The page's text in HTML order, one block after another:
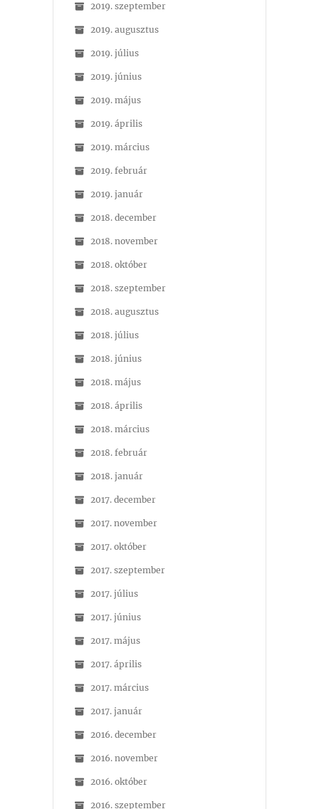
2019. szeptember
2019. augusztus
2019. július
2019. június
2019. május
2019. április
2019. március
2019. február
2019. január
2018. december
2018. november
2018. október
2018. szeptember
2018. augusztus
2018. július
2018. június
2018. május
2018. április
2018. március
2018. február
2018. január
2017. december
2017. november
2017. október
2017. szeptember
2017. július
2017. június
2017. május
2017. április
2017. március
2017. január
2016. december
2016. november
2016. október
2016. szeptember